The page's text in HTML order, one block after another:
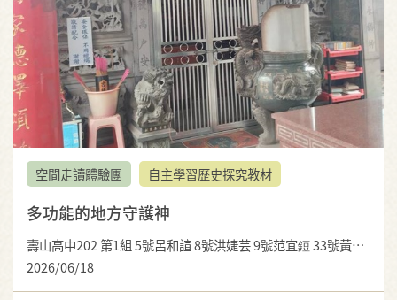
空間走讀體驗團 自主學習歷史探究教材
多功能的地方守護神
壽山高中202 第1組 5號呂和諠 8號洪婕芸 9號范宜鋀 33號黃畇仁
2026/06/18